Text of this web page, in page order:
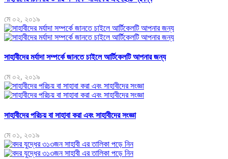
মে ০২, ২০১৯
সাহাবীদের মর্যাদা সম্পর্কে জানতে চাইলে আর্টিকেলটি আপনার জন্য
মে ০২, ২০১৯
সাহাবীদের পরিচয় বা সাহাবা করা এবং সাহাবীদের সংজ্ঞা
মে ০১, ২০১৯